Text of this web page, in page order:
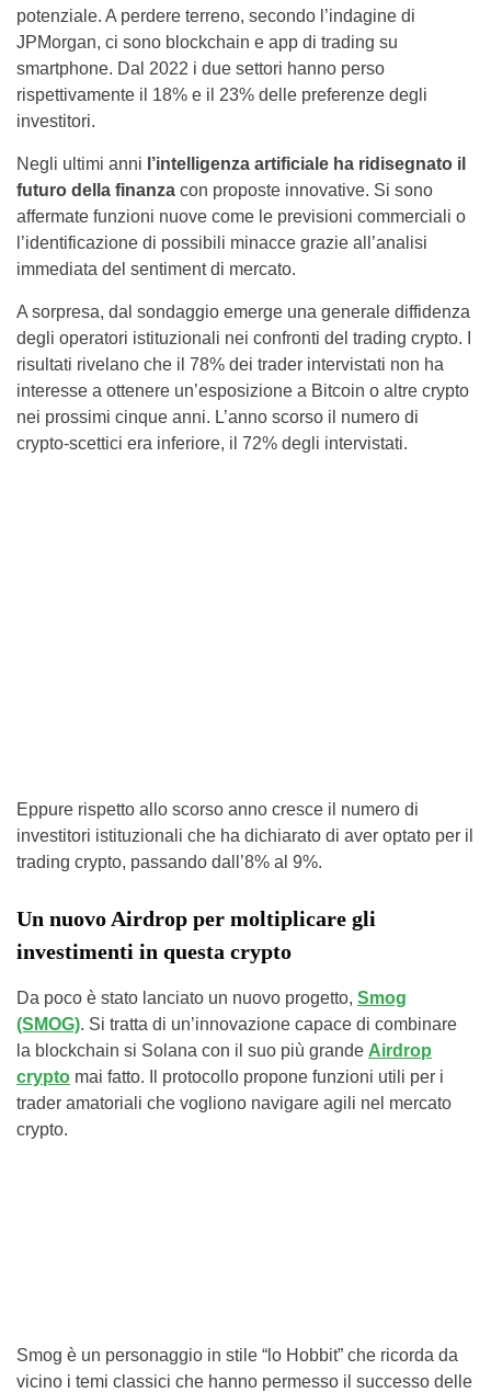
potenziale. A perdere terreno, secondo l’indagine di
JPMorgan, ci sono blockchain e app di trading su
smartphone. Dal 2022 i due settori hanno perso
rispettivamente il 18% e il 23% delle preferenze degli
investitori.
Negli ultimi anni l’intelligenza artificiale ha ridisegnato il
futuro della finanza con proposte innovative. Si sono
affermate funzioni nuove come le previsioni commerciali o
l’identificazione di possibili minacce grazie all’analisi
immediata del sentiment di mercato.
A sorpresa, dal sondaggio emerge una generale diffidenza
degli operatori istituzionali nei confronti del trading crypto. I
risultati rivelano che il 78% dei trader intervistati non ha
interesse a ottenere un’esposizione a Bitcoin o altre crypto
nei prossimi cinque anni. L’anno scorso il numero di
crypto-scettici era inferiore, il 72% degli intervistati.
Eppure rispetto allo scorso anno cresce il numero di
investitori istituzionali che ha dichiarato di aver optato per il
trading crypto, passando dall’8% al 9%.
Un nuovo Airdrop per moltiplicare gli
investimenti in questa crypto
Da poco è stato lanciato un nuovo progetto, Smog
(SMOG). Si tratta di un’innovazione capace di combinare
la blockchain si Solana con il suo più grande Airdrop
crypto mai fatto. Il protocollo propone funzioni utili per i
trader amatoriali che vogliono navigare agili nel mercato
crypto.
Smog è un personaggio in stile “lo Hobbit” che ricorda da
vicino i temi classici che hanno permesso il successo delle